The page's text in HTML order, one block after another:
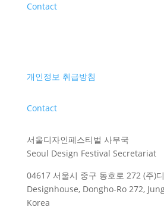
Contact
개인정보 취급방침
Contact
서울디자인페스티벌 사무국
Seoul Design Festival Secretariat
04617 서울시 중구 동호로 272 (주)
Designhouse, Dongho-Ro 272,
Korea